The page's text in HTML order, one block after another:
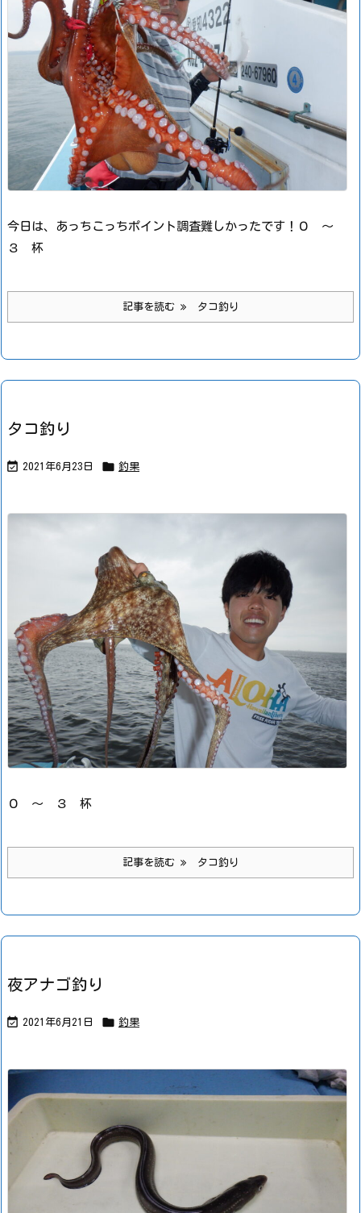
今日は、あっちこっちポイント調査難しかったです！ ０ ～
３ 杯
記事を読む タコ釣り
タコ釣り
 2021年6月23日  釣果
０ ～ ３ 杯
記事を読む タコ釣り
夜アナゴ釣り
 2021年6月21日  釣果